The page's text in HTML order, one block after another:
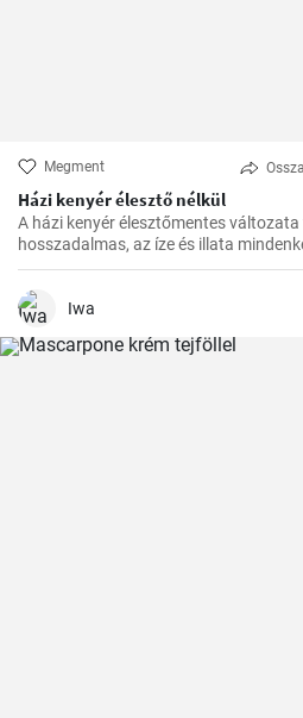
Megment
Házi kenyér élesztő nélkül
A házi kenyér élesztőmentes
hosszadalmas, az íze és illata
előre tervezzük meg az készítést,
pihentetésre van szükség a tésztának.
Iwa